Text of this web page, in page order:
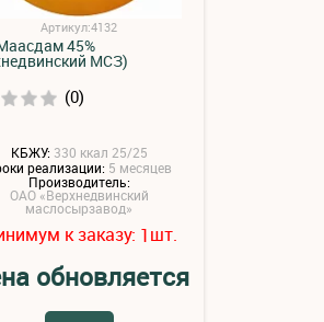
Артикул:4132
45%
МСЗ)
(0)
КБЖУ: 330 ккал 25/25
реализации: 5 месяцев
Производитель:
ОАО «Верхнедвинский
маслосырзавод»
к заказу: 1шт.
обновляется